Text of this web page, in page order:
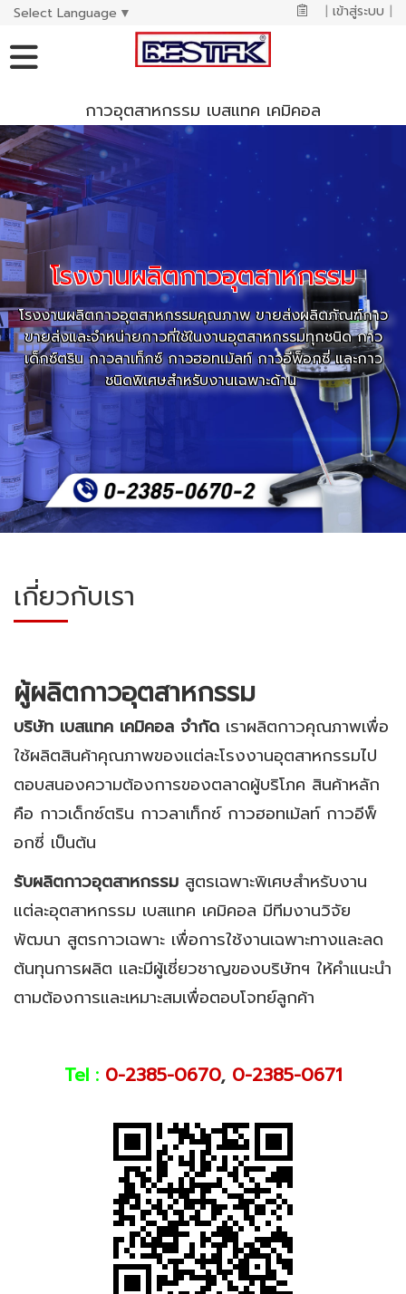
Select Language ▼ | เข้าสู่ระบบ |
กาวอุตสาหกรรม เบสแทค เคมิคอล
โรงงานผลิตกาวอุตสาหกรรม
โรงงานผลิตกาวอุตสาหกรรมคุณภาพ ขายส่งผลิตภัณฑ์กาว
ขายส่งและจำหน่ายกาวที่ใช้ในงานอุตสาหกรรมทุกชนิด กาว
เด็กซ์ตริน กาวลาเท็กซ์ กาวฮอทเม้ลท์ กาวอีพ็อกซี่ และกาว
ชนิดพิเศษสำหรับงานเฉพาะด้าน
เกี่ยวกับเรา
ผู้ผลิตกาวอุตสาหกรรม
บริษัท เบสแทค เคมิคอล จำกัด เราผลิตกาวคุณภาพเพื่อ
ใช้ผลิตสินค้าคุณภาพของแต่ละโรงงานอุตสาหกรรมไป
ตอบสนองความต้องการของตลาดผู้บริโภค สินค้าหลัก
คือ กาวเด็กซ์ตริน กาวลาเท็กซ์ กาวฮอทเม้ลท์ กาวอีพ็
อกซี่ เป็นต้น
รับผลิตกาวอุตสาหกรรม สูตรเฉพาะพิเศษสำหรับงาน
แต่ละอุตสาหกรรม เบสแทค เคมิคอล มีทีมงานวิจัย
พัฒนา สูตรกาวเฉพาะ เพื่อการใช้งานเฉพาะทางและลด
ต้นทุนการผลิต เเละมีผู้เชี่ยวชาญของบริษัทฯ ให้คำแนะนำ
ตามต้องการและเหมาะสมเพื่อตอบโจทย์ลูกค้า
Tel : 0-2385-0670, 0-2385-0671